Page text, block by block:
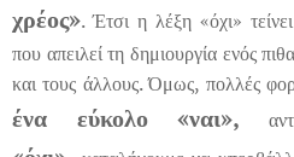
χρέος». Έτσι η λέξη «όχι»
που απειλεί τη δημιουργία ενός
και τους άλλους. Όμως, πολλές
ένα εύκολο «ναι»,